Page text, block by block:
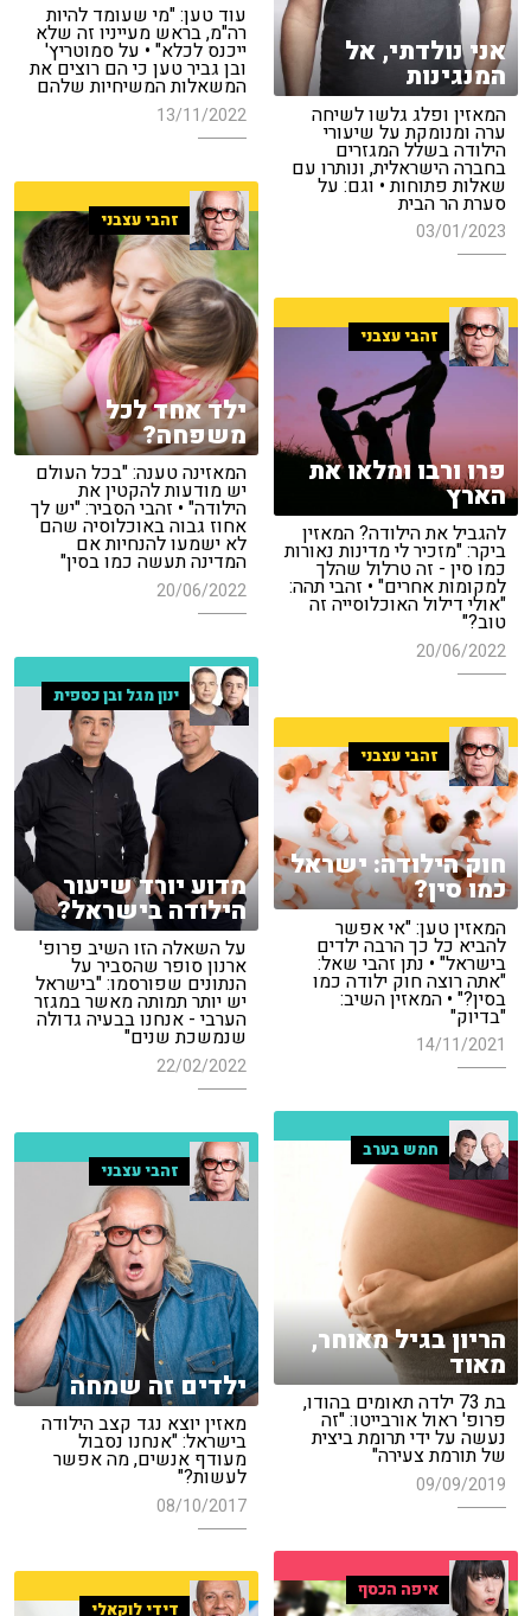
אני נולדתי, אל
המנגינות
המאזין ופלג גלשו לשיחה
ערה ומנומקת על שיעורי
הילודה בשלל המגזרים
בחברה הישראלית, ונותרו עם
שאלות פתוחות • וגם: על
סערת הר הבית
03/01/2023
עוד טען: "מי שעומד להיות
רה"מ, בראש מעייניו זה שלא
ייכנס לכלא" • על סמוטריץ'
ובן גביר טען כי הם רוצים את
המשאלות המשיחיות שלהם
13/11/2022
זהבי עצבני
ילד אחד לכל
משפחה?
המאזינה טענה: "בכל העולם
יש מודעות להקטין את
הילודה" • זהבי הסביר: "יש לך
אחוז גבוה באוכלוסיה שהם
לא ישמעו להנחיות אם
המדינה תעשה כמו בסין"
20/06/2022
זהבי עצבני
פרו ורבו ומלאו את
הארץ
להגביל את הילודה? המאזין
ביקר: "מזכיר לי מדינות נאורות
כמו סין - זה טרלול שהלך
למקומות אחרים" • זהבי תהה:
"אולי דילול האוכלוסייה זה
טוב?"
20/06/2022
ינון מגל ובן כספית
מדוע יורד שיעור
הילודה בישראל?
על השאלה הזו השיב פרופ'
ארנון סופר שהסביר על
הנתונים שפורסמו: "בישראל
יש יותר תמותה מאשר במגזר
הערבי - אנחנו בבעיה גדולה
שנמשכת שנים"
22/02/2022
זהבי עצבני
חוק הילודה: ישראל
כמו סין?
המאזין טען: "אי אפשר
להביא כל כך הרבה ילדים
בישראל" • נתן זהבי שאל:
"אתה רוצה חוק ילודה כמו
בסין?" • המאזין השיב:
"בדיוק"
14/11/2021
חמש בערב
הריון בגיל מאוחר,
מאוד
בת 73 ילדה תאומים בהודו,
פרופ' ראול אורבייטו: "זה
נעשה על ידי תרומת ביצית
של תורמת צעירה"
09/09/2019
זהבי עצבני
ילדים זה שמחה
מאזין יוצא נגד קצב הילודה
בישראל: "אנחנו נסבול
מעודף אנשים, מה אפשר
לעשות?"
08/10/2017
איפה הכסף
דידי לוקאלי